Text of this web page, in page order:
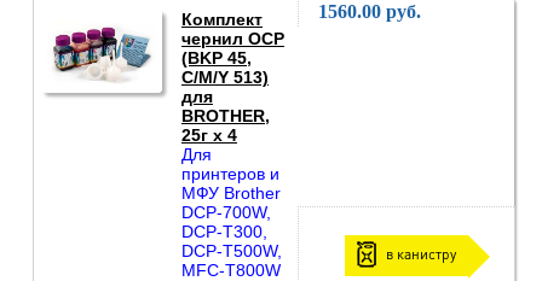
Комплект
чернил OCP
(BKP 45,
С/M/Y 513)
для
BROTHER,
25г x 4
Для
принтеров и
МФУ Brother
DCP-700W,
DCP-T300,
DCP-T500W,
MFC-T800W
1560.00 руб.
в канистру